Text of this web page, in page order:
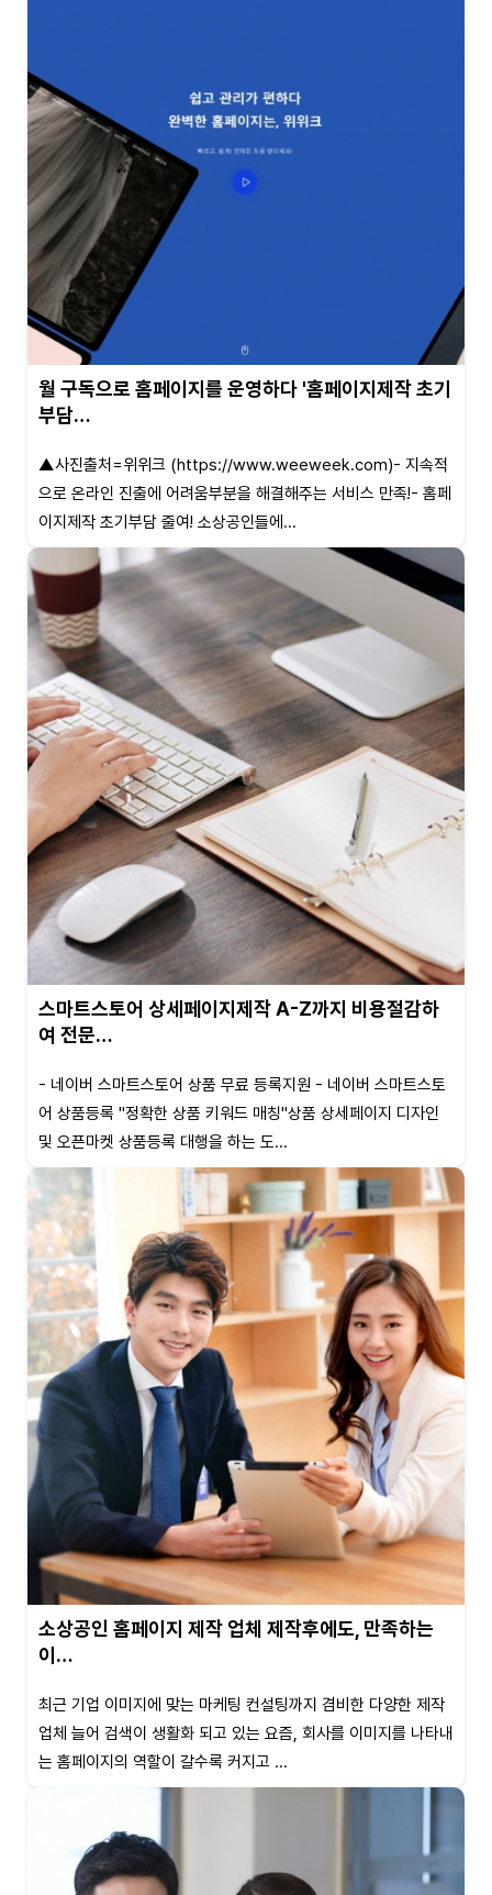
월 구독으로 홈페이지를 운영하다 '홈페이지제작 초기
부담…
▲사진출처=위위크 (https://www.weeweek.com)- 지속적
으로 온라인 진출에 어려움부분을 해결해주는 서비스 만족!- 홈페
이지제작 초기부담 줄여! 소상공인들에...
스마트스토어 상세페이지제작 A-Z까지 비용절감하
여 전문…
- 네이버 스마트스토어 상품 무료 등록지원 - 네이버 스마트스토
어 상품등록 "정확한 상품 키워드 매칭"상품 상세페이지 디자인
및 오픈마켓 상품등록 대행을 하는 도...
소상공인 홈페이지 제작 업체 제작후에도, 만족하는
이…
최근 기업 이미지에 맞는 마케팅 컨설팅까지 겸비한 다양한 제작
업체 늘어 검색이 생활화 되고 있는 요즘, 회사를 이미지를 나타내
는 홈페이지의 역할이 갈수록 커지고 ...